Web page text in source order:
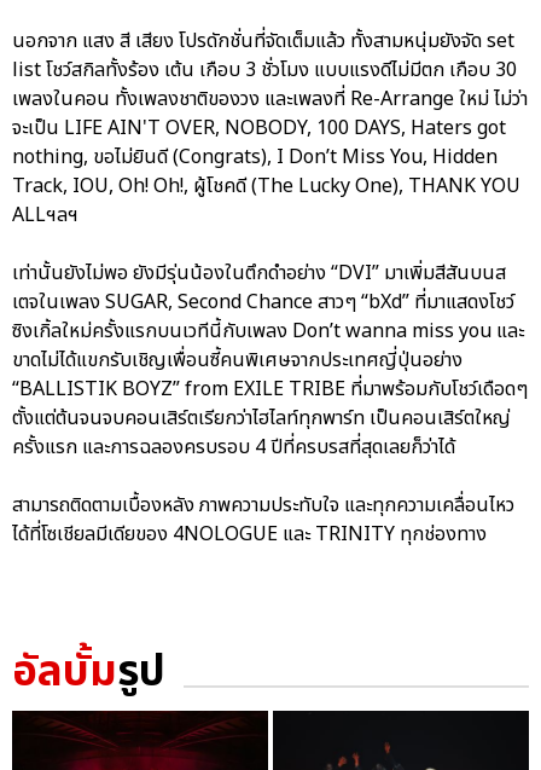
นอกจาก แสง สี เสียง โปรดักชั่นที่จัดเต็มแล้ว ทั้งสามหนุ่มยังจัด set
list โชว์สกิลทั้งร้อง เต้น เกือบ 3 ชั่วโมง แบบแรงดีไม่มีตก เกือบ 30
เพลงในคอน ทั้งเพลงชาติของวง และเพลงที่ Re-Arrange ใหม่ ไม่ว่า
จะเป็น LIFE AIN'T OVER, NOBODY, 100 DAYS, Haters got
nothing, ขอไม่ยินดี (Congrats), I Don’t Miss You, Hidden
Track, IOU, Oh! Oh!, ผู้โชคดี (The Lucky One), THANK YOU
ALLฯลฯ
เท่านั้นยังไม่พอ ยังมีรุ่นน้องในตึกดำอย่าง “DVI” มาเพิ่มสีสันบนส
เตจในเพลง SUGAR, Second Chance สาวๆ “bXd” ที่มาแสดงโชว์
ซิงเกิ้ลใหม่ครั้งแรกบนเวทีนี้กับเพลง Don’t wanna miss you และ
ขาดไม่ได้แขกรับเชิญเพื่อนซี้คนพิเศษจากประเทศญี่ปุ่นอย่าง
“BALLISTIK BOYZ” from EXILE TRIBE ที่มาพร้อมกับโชว์เดือดๆ
ตั้งแต่ต้นจนจบคอนเสิร์ตเรียกว่าไฮไลท์ทุกพาร์ท เป็นคอนเสิร์ตใหญ่
ครั้งแรก และการฉลองครบรอบ 4 ปีที่ครบรสที่สุดเลยก็ว่าได้
สามารถติดตามเบื้องหลัง ภาพความประทับใจ และทุกความเคลื่อนไหว
ได้ที่โซเชียลมีเดียของ 4NOLOGUE และ TRINITY ทุกช่องทาง
อัลบั้มรูป